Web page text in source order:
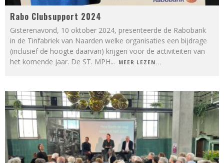
Rabo Clubsupport 2024
Gisterenavond, 10 oktober 2024, presenteerde de Rabobank
in de Tinfabriek van Naarden welke organisaties een bijdrage
(inclusief de hoogte daarvan) krijgen voor de activiteiten van
het komende jaar. De ST. MPH... MEER LEZEN...